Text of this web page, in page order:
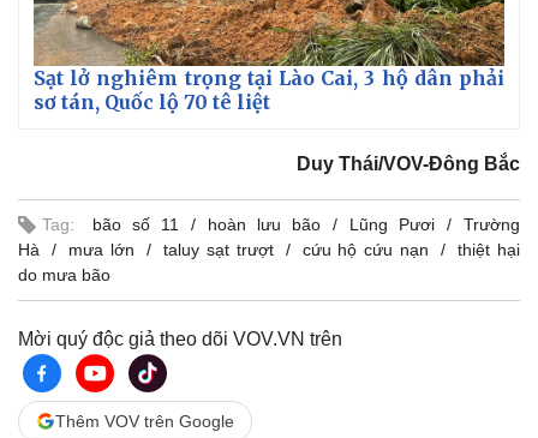
Thế giới
Quan sát
Cuộc sống đó đây
Hồ sơ
Multimedia
Video
E-Magazine
Sạt lở nghiêm trọng tại Lào Cai, 3 hộ dân phải
sơ tán, Quốc lộ 70 tê liệt
Duy Thái/VOV-Đông Bắc
Tag: bão số 11 hoàn lưu bão Lũng Pươi
Trường
Hà
mưa lớn taluy sạt trượt cứu hộ cứu nạn
thiệt hại
do mưa bão
Mời quý độc giả theo dõi VOV.VN trên
Thêm VOV trên Google